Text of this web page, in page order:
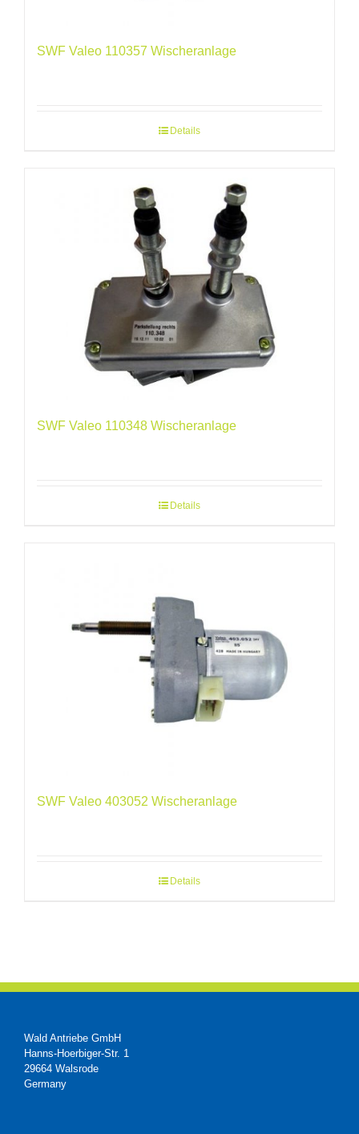
SWF Valeo 110357 Wischeranlage
Details
SWF Valeo 110348 Wischeranlage
Details
SWF Valeo 403052 Wischeranlage
Details
Wald Antriebe GmbH
Hanns-Hoerbiger-Str. 1
29664 Walsrode
Germany